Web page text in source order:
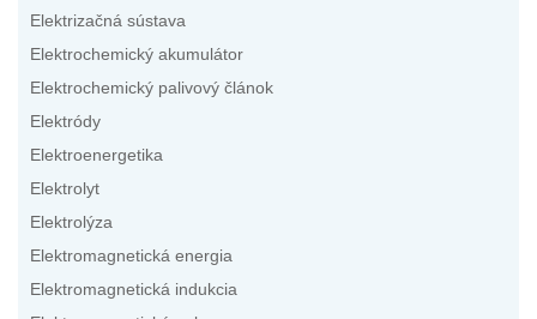
Elektrizačná sústava
Elektrochemický akumulátor
Elektrochemický palivový článok
Elektródy
Elektroenergetika
Elektrolyt
Elektrolýza
Elektromagnetická energia
Elektromagnetická indukcia